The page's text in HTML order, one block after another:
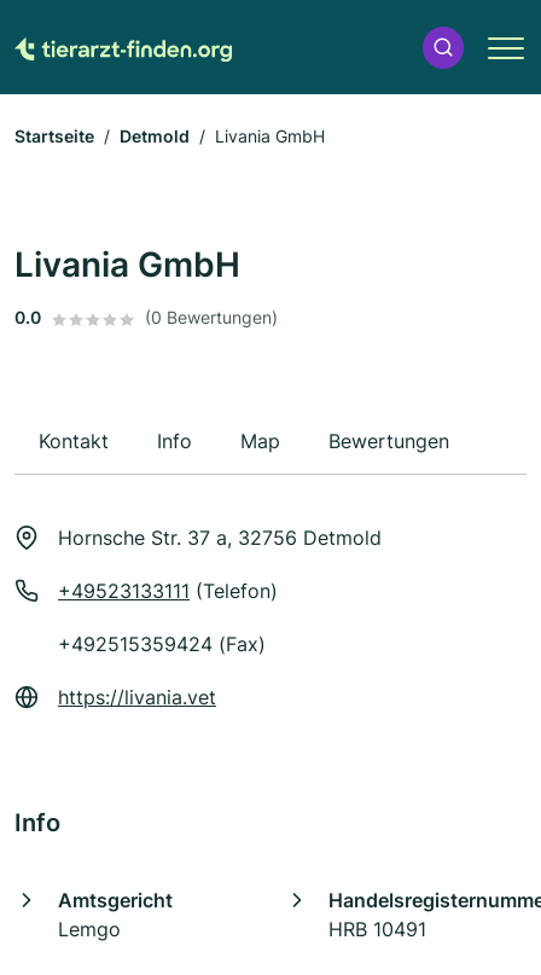
Startseite Detmold Livania GmbH
Livania GmbH
0.0 (0 Bewertungen)
Kontakt Info Map Bewertungen
Hornsche Str. 37 a, 32756 Detmold
+49523133111 (Telefon)
+492515359424 (Fax)
https://livania.vet
Info
Amtsgericht
Lemgo
HRB 10491